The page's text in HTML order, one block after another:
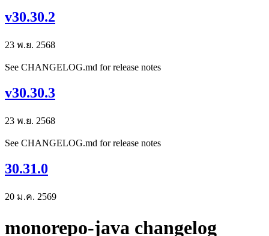
v30.30.2
23 พ.ย. 2568
See CHANGELOG.md for release notes
v30.30.3
23 พ.ย. 2568
See CHANGELOG.md for release notes
30.31.0
20 ม.ค. 2569
monorepo-java changelog